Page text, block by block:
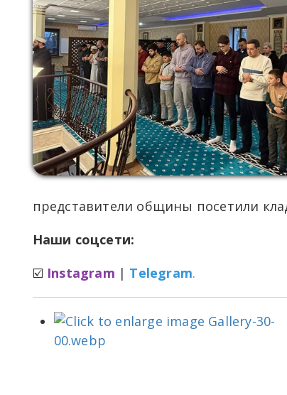
представители общины посетили
Наши соцсети:
☑️ Instagram | Telegram.